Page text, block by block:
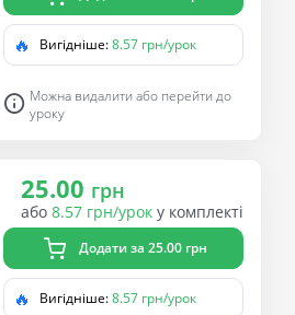
🔥 Вигідніше:8.57 грн/урок
Можна видалити або перейти до
уроку
25.00 грн
або 8.57 грн/урок у комплекті
Додати за 25.00 грн
🔥 Вигідніше:8.57 грн/урок